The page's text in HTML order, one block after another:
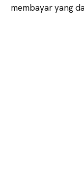
membayar yang